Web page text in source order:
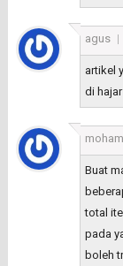
agus
artikel
di
Buat
total
pada
boleh